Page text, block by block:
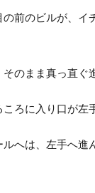
前のビルが、イ
のまま真っ直ぐ
ろに入り口が左
へは、左手へ進